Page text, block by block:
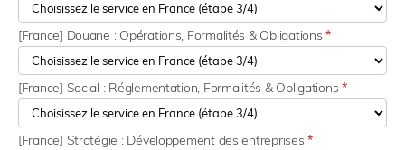
[France] Douane : Opérations, Formalités & Obligations*
[France] Social : Réglementation, Formalités & Obligations*
[France] Stratégie : Développement des entreprises*